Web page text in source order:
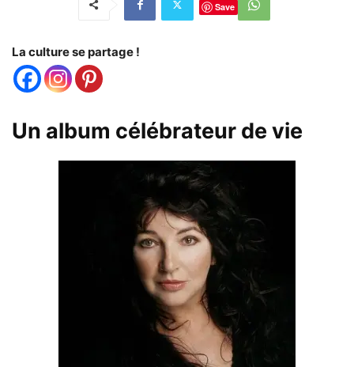
Save
La culture se partage !
Un album célébrateur de vie